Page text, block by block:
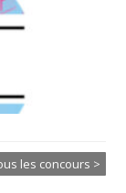
les concours >